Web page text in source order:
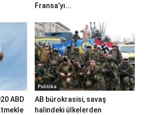
Fransa’yı...
ABD
Politika
AB bürokrasisi, savaş
halindeki ülkelerden